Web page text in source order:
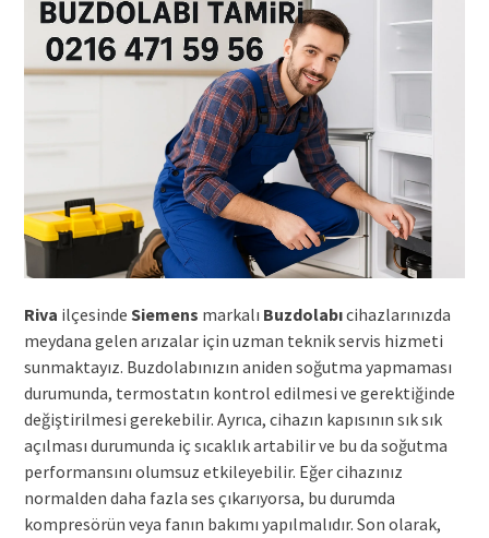
Riva ilçesinde Siemens markalı Buzdolabıcihazlarınızda
meydana gelen arızalar için uzman teknik servis hizmeti
sunmaktayız. Buzdolabınızın aniden soğutma yapmaması
durumunda, termostatın kontrol edilmesi ve gerektiğinde
değiştirilmesi gerekebilir. Ayrıca, cihazın kapısının sık sık
açılması durumunda iç sıcaklık artabilir ve bu da soğutma
performansını olumsuz etkileyebilir. Eğer cihazınız
normalden daha fazla ses çıkarıyorsa, bu durumda
kompresörün veya fanın bakımı yapılmalıdır. Son olarak,